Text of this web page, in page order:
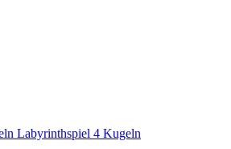
Labyrinthspiel 4 Kugeln